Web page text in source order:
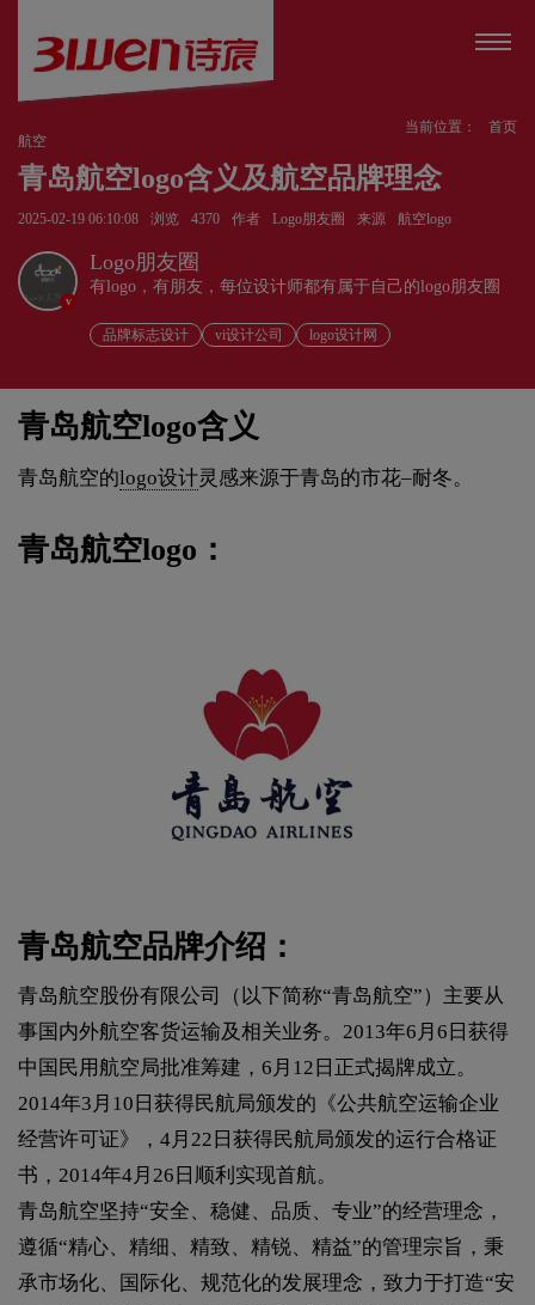
当前位置：
首页
航空
青岛航空logo含义及航空品牌理念
2025-02-19 06:10:08 浏览 4370 作者 Logo朋友圈 来源 航空logo
v
Logo朋友圈
有logo，有朋友，每位设计师都有属于自己的logo朋友圈
品牌标志设计 vi设计公司 logo设计网
青岛航空logo含义
青岛航空的logo设计灵感来源于青岛的市花–耐冬。
青岛航空logo：
青岛航空品牌介绍：
青岛航空股份有限公司（以下简称“青岛航空”）主要从
事国内外航空客货运输及相关业务。2013年6月6日获得
中国民用航空局批准筹建，6月12日正式揭牌成立。
2014年3月10日获得民航局颁发的《公共航空运输企业
经营许可证》，4月22日获得民航局颁发的运行合格证
书，2014年4月26日顺利实现首航。
青岛航空坚持“安全、稳健、品质、专业”的经营理念，
遵循“精心、精细、精致、精锐、精益”的管理宗旨，秉
承市场化、国际化、规范化的发展理念，致力于打造“安